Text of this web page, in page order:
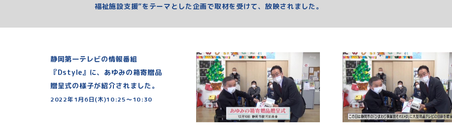
福祉施設支援”をテーマとした企画で取材を受けて、放映されました。
静岡第一テレビの情報番組
『Dstyle』に、あゆみの箱寄贈品
贈呈式の様子が紹介されました。
2022年1月6日(木)10:25～10:30